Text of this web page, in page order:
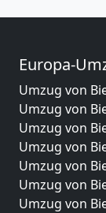
Europa-
Umzug von
Umzug von
Umzug von
Umzug von
Umzug von
Umzug von
Umzug von